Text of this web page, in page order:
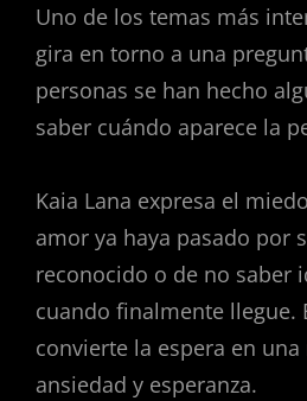
Uno de los temas más
gira en torno a una
personas se han hecho
saber cuándo aparece la
Kaia Lana expresa el
amor ya haya pasado por
reconocido o de no saber
cuando finalmente llegue.
convierte la espera en
ansiedad y esperanza.